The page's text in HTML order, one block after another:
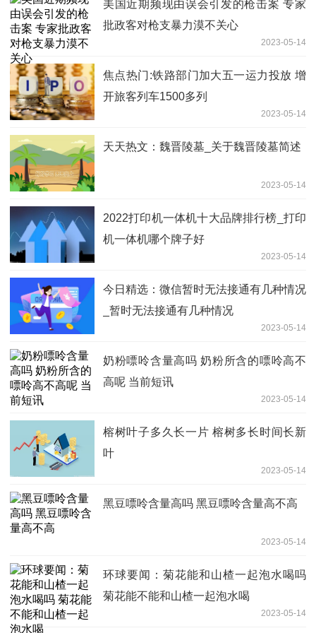
美国近期频现由误会引发的枪击案 专家
批政客对枪支暴力漠不关心
2023-05-14
焦点热门:铁路部门加大五一运力投放 增
开旅客列车1500多列
2023-05-14
天天热文：魏晋陵墓_关于魏晋陵墓简述
2023-05-14
2022打印机一体机十大品牌排行榜_打印
机一体机哪个牌子好
2023-05-14
今日精选：微信暂时无法接通有几种情况
_暂时无法接通有几种情况
2023-05-14
奶粉嘌呤含量高吗 奶粉所含的嘌呤高不
高呢 当前短讯
2023-05-14
榕树叶子多久长一片 榕树多长时间长新
叶
2023-05-14
黑豆嘌呤含量高吗 黑豆嘌呤含量高不高
2023-05-14
环球要闻：菊花能和山楂一起泡水喝吗
菊花能不能和山楂一起泡水喝
2023-05-14